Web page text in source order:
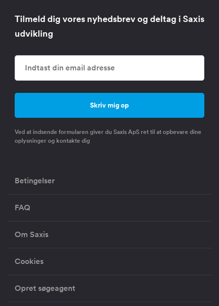
Tilmeld dig vores nyhedsbrev og deltag i Saxis
udvikling
Ved at indsende formularen giver du Saxis ApS ret til at opbevare dine
oplysninger og kontakte dig
Betingelser
FAQ
Om Saxis
Cookies
Opret søgeagent